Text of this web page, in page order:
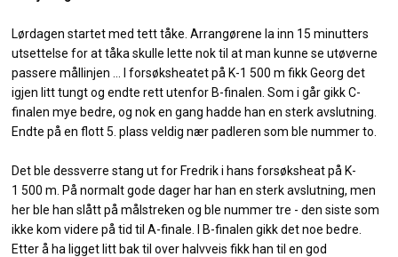
Lørdagen startet med tett tåke. Arrangørene la inn 15 minutters
utsettelse for at tåka skulle lette nok til at man kunne se utøverne
passere mållinjen … I forsøksheatet på K-1 500 m fikk Georg det
igjen litt tungt og endte rett utenfor B-finalen. Som i går gikk C-
finalen mye bedre, og nok en gang hadde han en sterk avslutning.
Endte på en flott 5. plass veldig nær padleren som ble nummer to.
Det ble dessverre stang ut for Fredrik i hans forsøksheat på K-
1 500 m. På normalt gode dager har han en sterk avslutning, men
her ble han slått på målstreken og ble nummer tre - den siste som
ikke kom videre på tid til A-finale. I B-finalen gikk det noe bedre.
Etter å ha ligget litt bak til over halvveis fikk han til en god